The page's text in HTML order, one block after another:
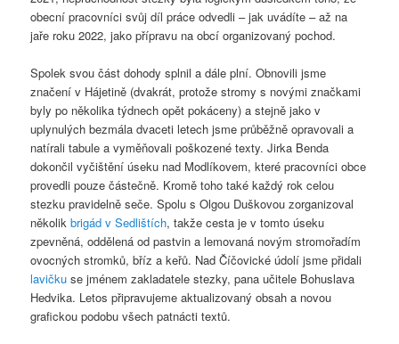
obecní pracovníci svůj díl práce odvedli – jak uvádíte – až na
jaře roku 2022, jako přípravu na obcí organizovaný pochod.
Spolek svou část dohody splnil a dále plní. Obnovili jsme
značení v Hájetině (dvakrát, protože stromy s novými značkami
byly po několika týdnech opět pokáceny) a stejně jako v
uplynulých bezmála dvaceti letech jsme průběžně opravovali a
natírali tabule a vyměňovali poškozené texty. Jirka Benda
dokončil vyčištění úseku nad Modlíkovem, které pracovníci obce
provedli pouze částečně. Kromě toho také každý rok celou
stezku pravidelně seče. Spolu s Olgou Duškovou zorganizoval
několikbrigád v Sedlištích, takže cesta je v tomto úseku
zpevněná, oddělená od pastvin a lemovaná novým stromořadím
ovocných stromků, bříz a keřů. Nad Číčovické údolí jsme přidali
lavičkuse jménem zakladatele stezky, pana učitele Bohuslava
Hedvika. Letos připravujeme aktualizovaný obsah a novou
grafickou podobu všech patnácti textů.